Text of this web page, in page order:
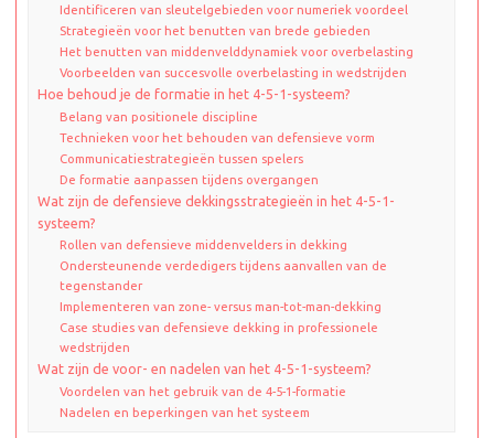
Identificeren van sleutelgebieden voor numeriek voordeel
Strategieën voor het benutten van brede gebieden
Het benutten van middenvelddynamiek voor overbelasting
Voorbeelden van succesvolle overbelasting in wedstrijden
Hoe behoud je de formatie in het 4-5-1-systeem?
Belang van positionele discipline
Technieken voor het behouden van defensieve vorm
Communicatiestrategieën tussen spelers
De formatie aanpassen tijdens overgangen
Wat zijn de defensieve dekkingsstrategieën in het 4-5-1-
systeem?
Rollen van defensieve middenvelders in dekking
Ondersteunende verdedigers tijdens aanvallen van de
tegenstander
Implementeren van zone- versus man-tot-man-dekking
Case studies van defensieve dekking in professionele
wedstrijden
Wat zijn de voor- en nadelen van het 4-5-1-systeem?
Voordelen van het gebruik van de 4-5-1-formatie
Nadelen en beperkingen van het systeem